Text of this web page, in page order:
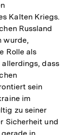
Fußnote
Kalten Kriegs.
Russland
wurde,
Rolle als
dass
sein
im
zu seiner
Sicherheit und
in